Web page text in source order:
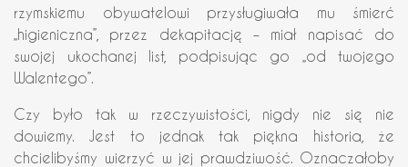
rzymskiemu obywatelowi przysługiwała mu śmierć
„higieniczna”, przez dekapitację – miał napisać do
swojej ukochanej list, podpisując go „od twojego
Walentego”.
Czy było tak w rzeczywistości, nigdy nie się nie
dowiemy. Jest to jednak tak piękna historia, że
chcielibyśmy wierzyć w jej prawdziwość. Oznaczałoby